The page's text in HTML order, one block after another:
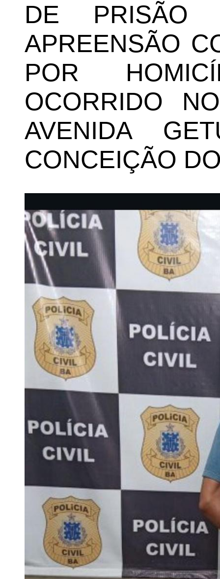
DE
APREENSÃO
POR
OCORRIDO
AVENIDA
CONCEIÇÃO